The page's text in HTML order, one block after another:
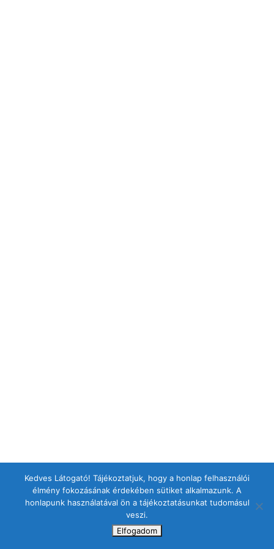
Kedves Látogató! Tájékoztatjuk, hogy a honlap felhasználói
élmény fokozásának érdekében sütiket alkalmazunk. A
honlapunk használatával ön a tájékoztatásunkat tudomásul
veszi.
Elfogadom